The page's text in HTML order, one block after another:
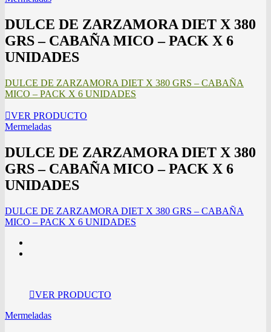
DULCE DE ZARZAMORA DIET X 380
GRS – CABAÑA MICO – PACK X 6
UNIDADES
DULCE DE ZARZAMORA DIET X 380 GRS – CABAÑA
MICO – PACK X 6 UNIDADES
VER PRODUCTO
Mermeladas
DULCE DE ZARZAMORA DIET X 380
GRS – CABAÑA MICO – PACK X 6
UNIDADES
DULCE DE ZARZAMORA DIET X 380 GRS – CABAÑA
MICO – PACK X 6 UNIDADES
VER PRODUCTO
Mermeladas